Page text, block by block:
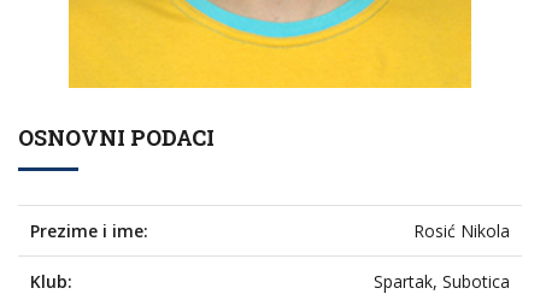
OSNOVNI PODACI
Prezime i ime: Rosić Nikola
Klub: Spartak, Subotica